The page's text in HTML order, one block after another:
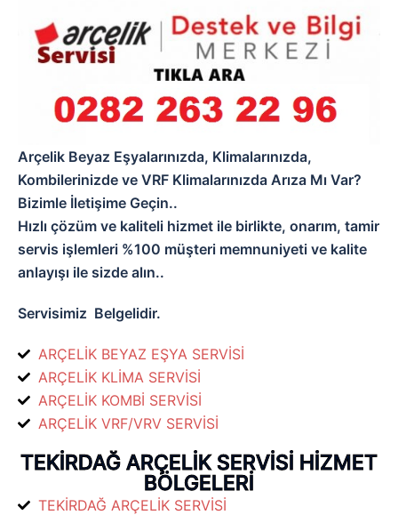
Arçelik Beyaz Eşyalarınızda, Klimalarınızda,
Kombilerinizde ve VRF Klimalarınızda Arıza Mı Var?
Bizimle İletişime Geçin..
Hızlı çözüm ve kaliteli hizmet ile birlikte, onarım, tamir
servis işlemleri %100 müşteri memnuniyeti ve kalite
anlayışı ile sizde alın..
Servisimiz Belgelidir.
ARÇELİK BEYAZ EŞYA SERVİSİ
ARÇELİK KLİMA SERVİSİ
ARÇELİK KOMBİ SERVİSİ
ARÇELİK VRF/VRV SERVİSİ
TEKİRDAĞ ARÇELİK SERVİSİ HİZMET
BÖLGELERİ
TEKİRDAĞ ARÇELİK SERVİSİ